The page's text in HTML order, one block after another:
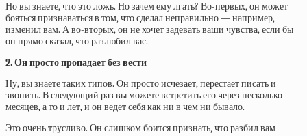
Но вы знаете, что это ложь. Но зачем ему лгать? Во-первых, он может
бояться признаваться в том, что сделал неправильно — например,
изменил вам. А во-вторых, он не хочет задевать ваши чувства, если бы
он прямо сказал, что разлюбил вас.
2. Он просто пропадает без вести
Ну, вы знаете таких типов. Он просто исчезает, перестает писать и
звонить. В следующий раз вы можете встретить его через несколько
месяцев, а то и лет, и он ведет себя как ни в чем ни бывало.
Это очень трусливо. Он слишком боится признать, что разбил вам